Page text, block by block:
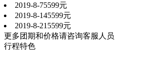
2019-8-75599元
2019-8-145599元
2019-8-21 5599元
更多团期和价格请咨询客服人员
行程特色